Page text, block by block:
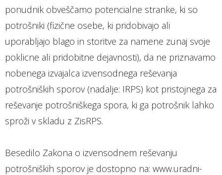
ponudnik obveščamo potencialne stranke, ki so
potrošniki (fizične osebe, ki pridobivajo ali
uporabljajo blago in storitve za namene zunaj svoje
poklicne ali pridobitne dejavnosti), da ne priznavamo
nobenega izvajalca izvensodnega reševanja
potrošniških sporov (nadalje: IRPS) kot pristojnega za
reševanje potrošniškega spora, ki ga potrošnik lahko
sproži v skladu z ZisRPS.
Besedilo Zakona o izvensodnem reševanju
potrošniških sporov je dostopno na: www.uradni-